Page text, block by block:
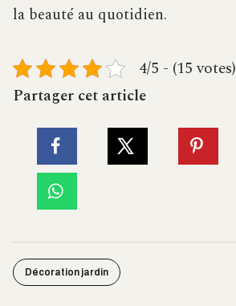
la beauté au quotidien.
4/5 - (15 votes)
Partager cet article
Décoration jardin